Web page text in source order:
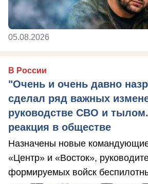
05.08.2026
В России
"Очень и очень давно
сделал ряд важных
руководстве СВО и
реакция в обществе
Назначены новые
«Центр» и «Восток»,
формируемых войск